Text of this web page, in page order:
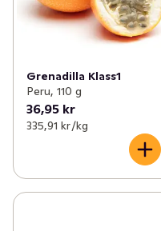
Grenadilla Klass1
Peru, 110 g
36,95 kr
335,91 kr /kg